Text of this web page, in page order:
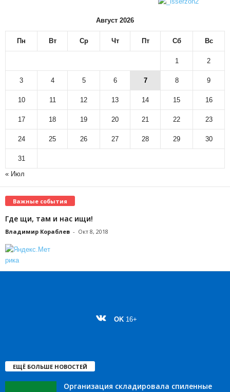
Август 2026
Пн Вт Ср Чт Пт Сб Вс
1 2
3 4 5 6 7 8 9
10 11 12 13 14 15 16
17 18 19 20 21 22 23
24 25 26 27 28 29 30
31
« Июл
Важные события
Где щи, там и нас ищи!
Владимир Кораблев - Окт 8, 2018
OK 16+
ЕЩЁ БОЛЬШЕ НОВОСТЕЙ
Организация складировала спиленные